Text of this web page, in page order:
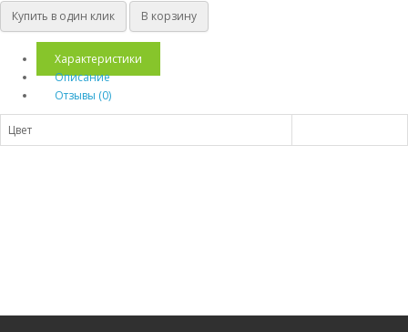
Купить в один клик
В корзину
Характеристики
Описание
Отзывы (0)
Цвет